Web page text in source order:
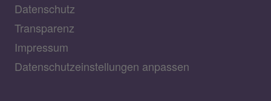
Datenschutz
Transparenz
Impressum
Datenschutzeinstellungen anpassen